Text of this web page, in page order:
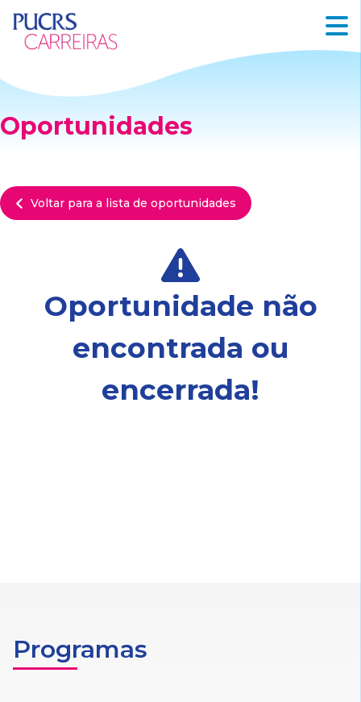
Oportunidades
Voltar para a lista de oportunidades
Oportunidade não
encontrada ou
encerrada!
Programas